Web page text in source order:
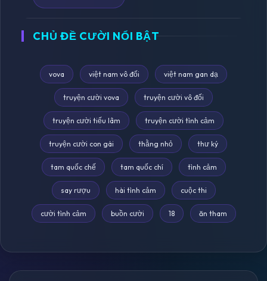
CHỦ ĐỀ CƯỜI NỔI BẬT
vova việt nam vô đối việt nam gan dạ
truyện cười vova truyện cười vô đối
truyện cười tiếu lâm truyện cười tình cảm
truyện cười con gái thằng nhỏ thư ký
tam quốc chế tam quốc chí tình cảm
say rượu hài tình cảm cuộc thi
cười tình cảm buồn cười 18 ăn tham